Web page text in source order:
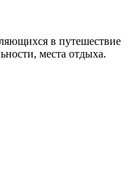
в путешествие
места отдыха.